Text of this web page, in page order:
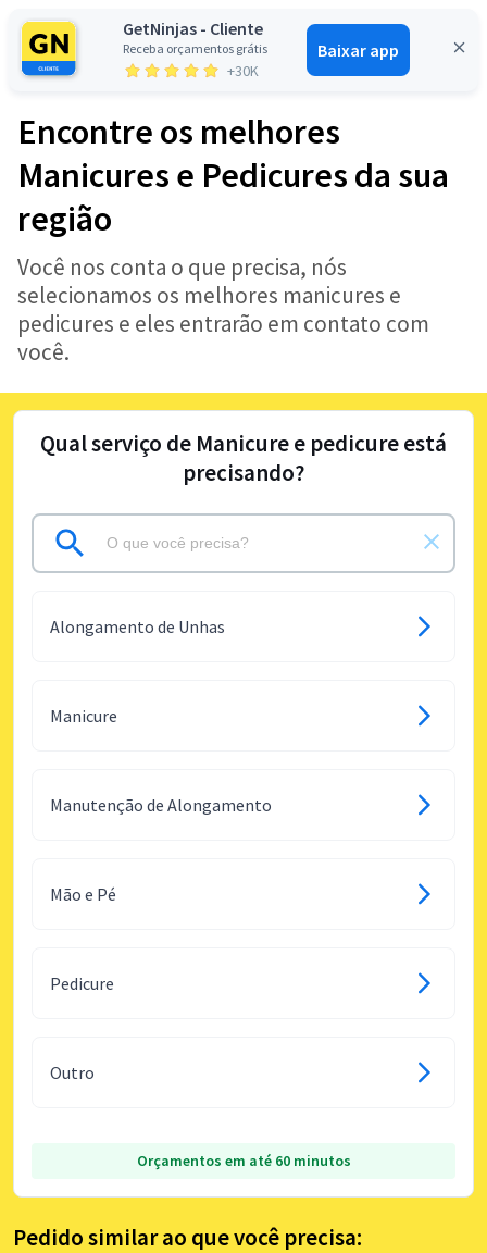
GetNinjas - Cliente
Receba orçamentos grátis
+30K
Baixar app
Entrar
Encontre os melhores
Manicures e Pedicures da sua
região
Você nos conta o que precisa, nós
selecionamos os melhores manicures e
pedicures e eles entrarão em contato com
você.
Qual serviço de Manicure e pedicure está
precisando?
Alongamento de Unhas
Manicure
Manutenção de Alongamento
Mão e Pé
Pedicure
Outro
Orçamentos em até 60 minutos
Pedido similar ao que você precisa: